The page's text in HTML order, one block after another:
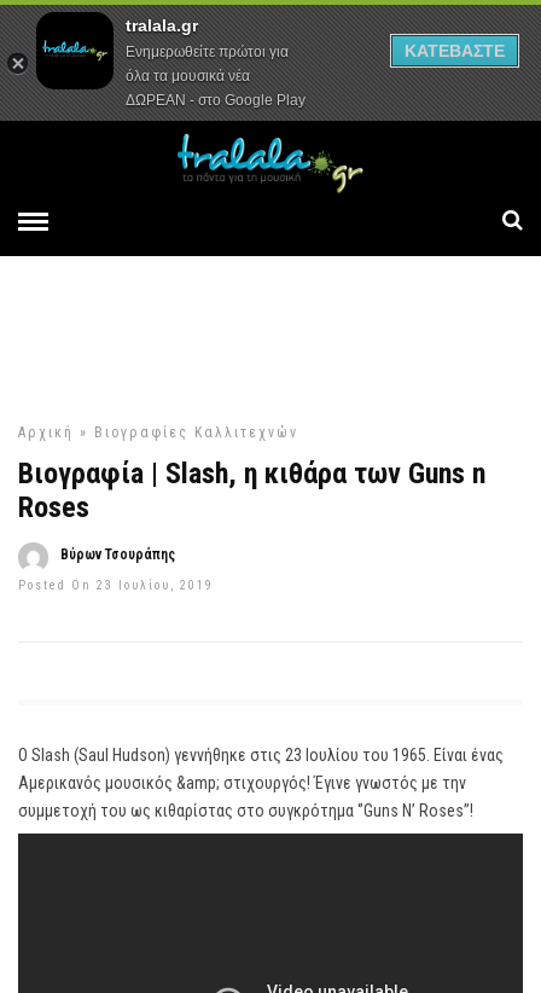
Αρχική Συνεντεύξεις Ρεπορτάζ
Αρχική » Βιογραφίες Καλλιτεχνών
Βιογραφίa | Slash, η κιθάρα των Guns n
Roses
Βύρων Τσουράπης
Posted On 23 Ιουλίου, 2019
Ο Slash (Saul Hudson) γεννήθηκε στις 23 Ιουλίου του 1965. Είναι ένας
Αμερικανός μουσικός &amp; στιχουργός! Έγινε γνωστός με την
συμμετοχή του ως κιθαρίστας στο συγκρότημα ‘’Guns N’ Roses’’!
tralala.gr
Ενημερωθείτε πρώτοι για
όλα τα μουσικά νέα
ΔΩΡΕΑΝ - στο Google Play
ΚΑΤΕΒΑΣΤΕ